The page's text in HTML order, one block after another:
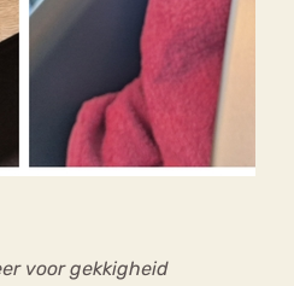
voor gekkigheid